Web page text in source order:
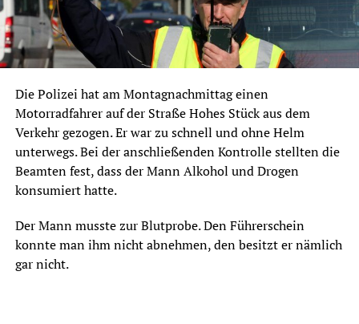
Die Polizei hat am Montagnachmittag einen
Motorradfahrer auf der Straße Hohes Stück aus dem
Verkehr gezogen. Er war zu schnell und ohne Helm
unterwegs. Bei der anschließenden Kontrolle stellten die
Beamten fest, dass der Mann Alkohol und Drogen
konsumiert hatte.
Der Mann musste zur Blutprobe. Den Führerschein
konnte man ihm nicht abnehmen, den besitzt er nämlich
gar nicht.